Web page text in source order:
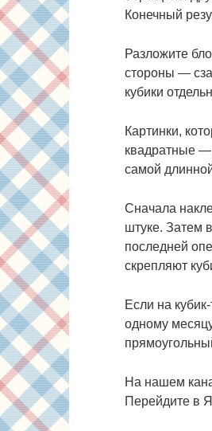
Конечный
Разложите
стороны —
кубики
Картинки,
квадратные —
самой
Сначала
штуке. Затем
последней
скрепляют
Если на
одному
На нашем
Перейдите в